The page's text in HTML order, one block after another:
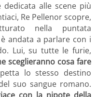
alle scene più
Re Pellenor scopre,
nella puntata
andata a parlare con i
Lui, su tutte le furie,
sceglieranno cosa fare
lo stesso destino
suo sangue romano.